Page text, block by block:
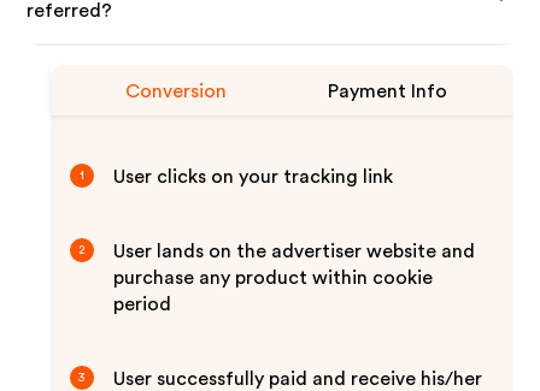
referred?
Conversion Payment Info
1 User clicks on your tracking link
2
User lands on the advertiser website and
purchase any product within cookie
period
3
User successfully paid and receive his/her